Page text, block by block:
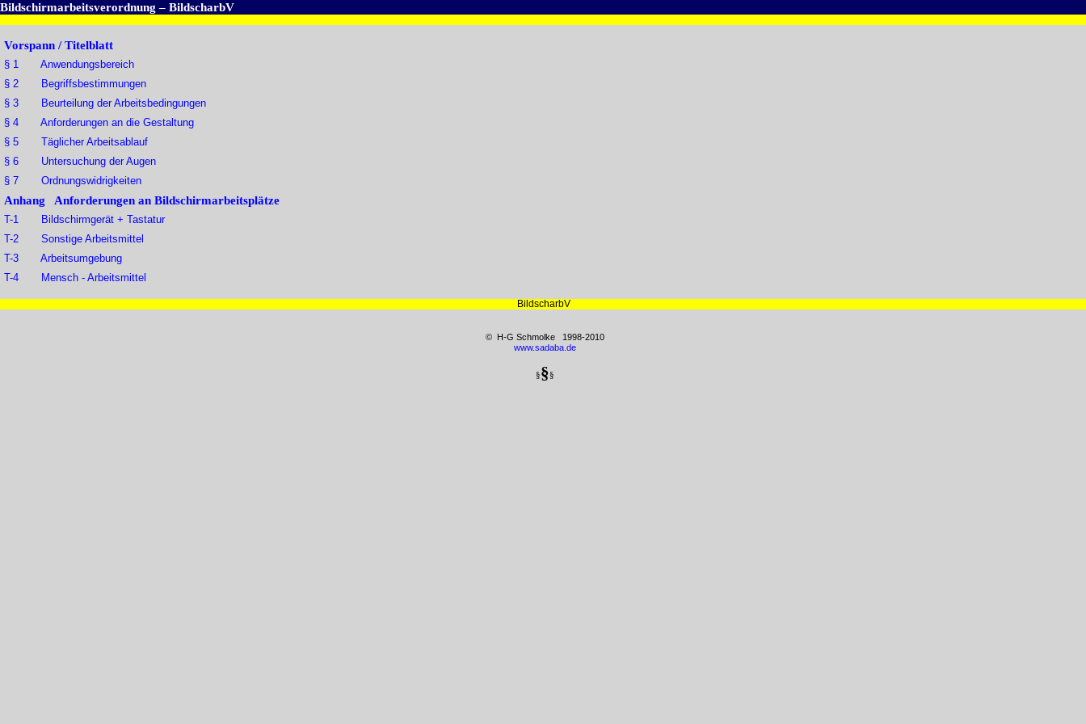
Bildschirmarbeitsverordnung – BildscharbV
Vorspann / Titelblatt
§ 1 Anwendungsbereich
§ 2 Begriffsbestimmungen
§ 3 Beurteilung der Arbeitsbedingungen
§ 4 Anforderungen an die Gestaltung
§ 5 Täglicher Arbeitsablauf
§ 6 Untersuchung der Augen
§ 7 Ordnungswidrigkeiten
Anhang Anforderungen an Bildschirmarbeitsplätze
T-1 Bildschirmgerät + Tastatur
T-2 Sonstige Arbeitsmittel
T-3 Arbeitsumgebung
T-4 Mensch - Arbeitsmittel
BildscharbV
© H-G Schmolke 1998-2010
www.sadaba.de
§§§